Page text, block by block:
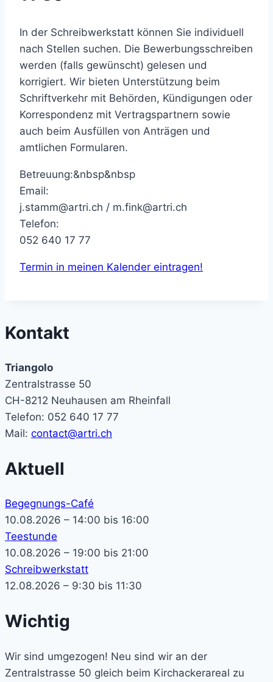
In der Schreibwerkstatt können Sie individuell
nach Stellen suchen. Die Bewerbungsschreiben
werden (falls gewünscht) gelesen und
korrigiert. Wir bieten Unterstützung beim
Schriftverkehr mit Behörden, Kündigungen oder
Korrespondenz mit Vertragspartnern sowie
auch beim Ausfüllen von Anträgen und
amtlichen Formularen.
Betreuung:&nbsp&nbsp
Email:
j.stamm@artri.ch / m.fink@artri.ch
Telefon:
052 640 17 77
Termin in meinen Kalender eintragen!
Kontakt
Triangolo
Zentralstrasse 50
CH-8212 Neuhausen am Rheinfall
Telefon: 052 640 17 77
Mail: contact@artri.ch
Aktuell
Begegnungs-Café
10.08.2026 – 14:00 bis 16:00
Teestunde
10.08.2026 – 19:00 bis 21:00
Schreibwerkstatt
12.08.2026 – 9:30 bis 11:30
Wichtig
Wir sind umgezogen! Neu sind wir an der
Zentralstrasse 50 gleich beim Kirchackerareal zu